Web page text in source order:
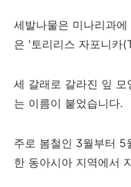
세발나물은 미나리과
은 '토리리스 자포니카
세 갈래로 갈라진 잎
는 이름이 붙었습니다.
주로 봄철인 3월부터 5
한 동아시아 지역에서